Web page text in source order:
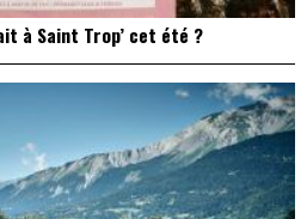
à Saint Trop’ cet été ?